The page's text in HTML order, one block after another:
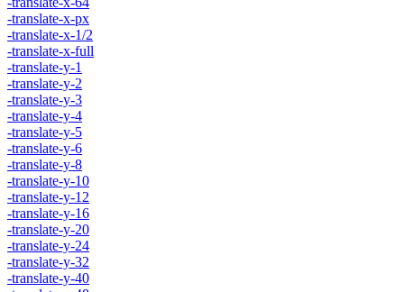
-translate-x-px
-translate-x-1/2
-translate-x-full
-translate-y-1
-translate-y-2
-translate-y-3
-translate-y-4
-translate-y-5
-translate-y-6
-translate-y-8
-translate-y-10
-translate-y-12
-translate-y-16
-translate-y-20
-translate-y-24
-translate-y-32
-translate-y-40